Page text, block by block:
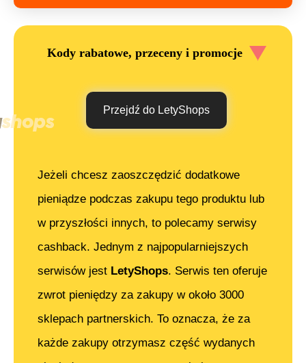
Kody rabatowe, przeceny i promocje
Przejdź do LetyShops
Jeżeli chcesz zaoszczędzić dodatkowe
pieniądze podczas zakupu tego produktu lub
w przyszłości innych, to polecamy serwisy
cashback. Jednym z najpopularniejszych
serwisów jest LetyShops. Serwis ten oferuje
zwrot pieniędzy za zakupy w około 3000
sklepach partnerskich. To oznacza, że za
każde zakupy otrzymasz część wydanych